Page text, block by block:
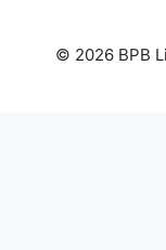
© 2026 BPB